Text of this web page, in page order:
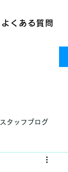
よくある質問
スタッフブログ